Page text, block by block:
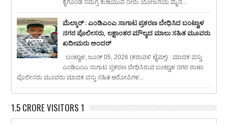
ಕೈಗೊಂಡ ಸಮಗ್ರ ಕುಡಿಯುವ ನೀರು ಯೋಜನೆಯ ಮೈನ...
ಮೆಲ್ಕಾರ್ : ಎಂಡಿಎಂಎ ಸಾಗಾಟ ಪ್ರಕರಣ ಬೇಧಿಸಿದ ಬಂಟ್ವಾಳ
ನಗರ ಪೊಲೀಸರು, ಲಕ್ಷಾಂತರ ಮೌಲ್ಯದ ಮಾಲು ಸಹಿತ ಮೂವರು
ಖದೀಮರು ಅಂದರ್
ಬಂಟ್ವಾಳ, ಜೂನ್ 05, 2026 (ಕರಾವಳಿ ಟೈಮ್ಸ್) : ಮಾದಕ ವಸ್ತು
ಎಂಡಿಎಂಎ ಸಾಗಾಟ ಪ್ರಕರಣ ಬೇಧಿಸಿರುವ ಬಂಟ್ವಾಳ ನಗರ ಠಾಣಾ
ಪೊಲೀಸರು ಮೂವರು ಮಾದಕ ವಸ್ತು ಸಹಿತ ಆರೋಪಿಗಳ...
1.5 CRORE VISITORS 1